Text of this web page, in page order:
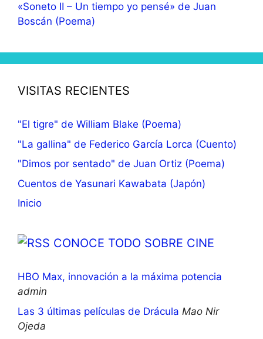
«Soneto II – Un tiempo yo pensé» de Juan
Boscán (Poema)
VISITAS RECIENTES
"El tigre" de William Blake (Poema)
"La gallina" de Federico García Lorca (Cuento)
"Dimos por sentado" de Juan Ortiz (Poema)
Cuentos de Yasunari Kawabata (Japón)
Inicio
CONOCE TODO SOBRE CINE
HBO Max, innovación a la máxima potencia
admin
Las 3 últimas películas de Drácula Mao Nir
Ojeda